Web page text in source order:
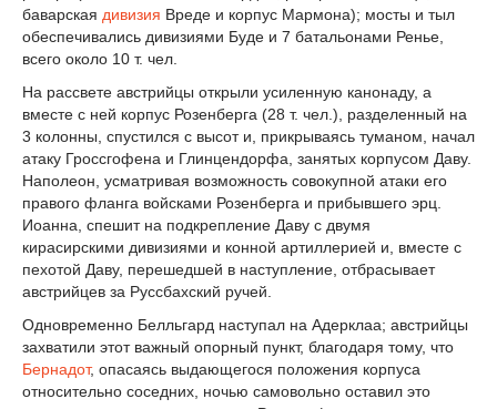
баварская дивизия Вреде и корпус Мармона); мосты и тыл
обеспечивались дивизиями Буде и 7 батальонами Ренье,
всего около 10 т. чел.
На рассвете австрийцы открыли усиленную канонаду, а
вместе с ней корпус Розенберга (28 т. чел.), разделенный на
3 колонны, спустился с высот и, прикрываясь туманом, начал
атаку Гроссгофена и Глинцендорфа, занятых корпусом Даву.
Наполеон, усматривая возможность совокупной атаки его
правого фланга войсками Розенберга и прибывшего эрц.
Иоанна, спешит на подкрепление Даву с двумя
кирасирскими дивизиями и конной артиллерией и, вместе с
пехотой Даву, перешедшей в наступление, отбрасывает
австрийцев за Руссбахский ручей.
Одновременно Белльгард наступал на Адерклаа; австрийцы
захватили этот важный опорный пункт, благодаря тому, что
Бернадот, опасаясь выдающегося положения корпуса
относительно соседних, ночью самовольно оставил это